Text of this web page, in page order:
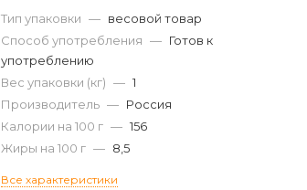
Тип упаковки — весовой товар
Способ употребления — Готов к
употреблению
Вес упаковки (кг) — 1
Производитель — Россия
Калории на 100 г — 156
Жиры на 100 г — 8,5
Все характеристики